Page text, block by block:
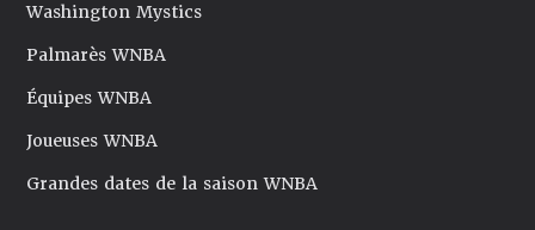
Washington Mystics
Palmarès WNBA
Équipes WNBA
Joueuses WNBA
Grandes dates de la saison WNBA